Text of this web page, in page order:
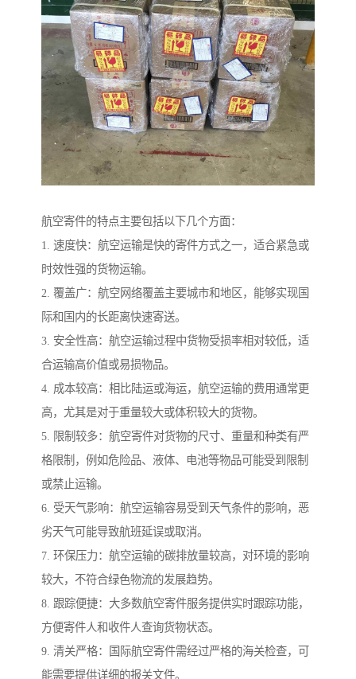
航空寄件的特点主要包括以下几个方面：
1. 速度快：航空运输是快的寄件方式之一，适合紧急或
时效性强的货物运输。
2. 覆盖广：航空网络覆盖主要城市和地区，能够实现国
际和国内的长距离快速寄送。
3. 安全性高：航空运输过程中货物受损率相对较低，适
合运输高价值或易损物品。
4. 成本较高：相比陆运或海运，航空运输的费用通常更
高，尤其是对于重量较大或体积较大的货物。
5. 限制较多：航空寄件对货物的尺寸、重量和种类有严
格限制，例如危险品、液体、电池等物品可能受到限制
或禁止运输。
6. 受天气影响：航空运输容易受到天气条件的影响，恶
劣天气可能导致航班延误或取消。
7. 环保压力：航空运输的碳排放量较高，对环境的影响
较大，不符合绿色物流的发展趋势。
8. 跟踪便捷：大多数航空寄件服务提供实时跟踪功能，
方便寄件人和收件人查询货物状态。
9. 清关严格：国际航空寄件需经过严格的海关检查，可
能需要提供详细的报关文件。